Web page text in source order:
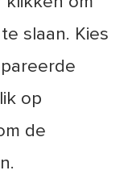
slaan. Kies
op
de